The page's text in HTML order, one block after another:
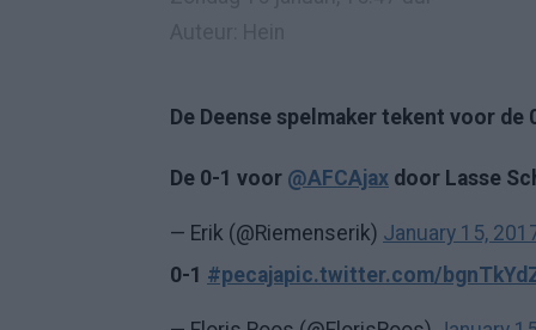
De Deense spelmaker tekent voor de
De 0-1 voor @AFCAjax door Lasse
— Erik (@Riemenserik) January 15,
0-1 #pecajapic.twitter.com/